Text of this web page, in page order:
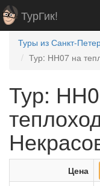
ТурГик!
Туры из Санкт-
Тур: НН07 на
Тур:
Цена